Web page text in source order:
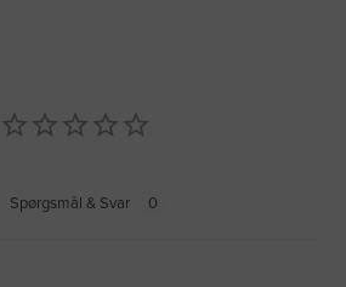
Spørgsmål & Svar